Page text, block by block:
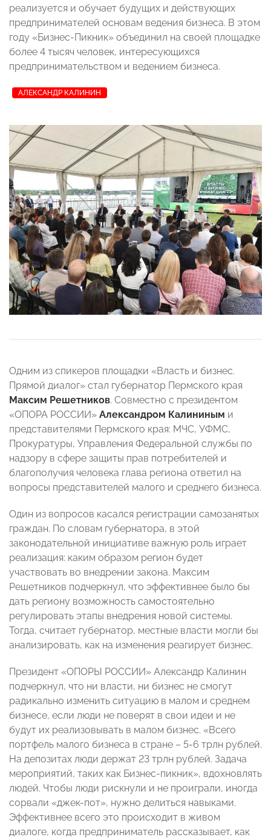
реализуется и обучает будущих и действующих
предпринимателей основам ведения бизнеса. В этом
году «Бизнес-Пикник» объединил на своей площадке
более 4 тысяч человек, интересующихся
предпринимательством и ведением бизнеса.
АЛЕКСАНДР КАЛИНИН
Одним из спикеров площадки «Власть и бизнес.
Прямой диалог» стал губернатор Пермского края
Максим Решетников. Совместно с президентом
«ОПОРА РОССИИ» Александром Калининым и
представителями Пермского края: МЧС, УФМС,
Прокуратуры, Управления Федеральной службы по
надзору в сфере защиты прав потребителей и
благополучия человека глава региона ответил на
вопросы представителей малого и среднего бизнеса.
Один из вопросов касался регистрации самозанятых
граждан. По словам губернатора, в этой
законодательной инициативе важную роль играет
реализация: каким образом регион будет
участвовать во внедрении закона. Максим
Решетников подчеркнул, что эффективнее было бы
дать региону возможность самостоятельно
регулировать этапы внедрения новой системы.
Тогда, считает губернатор, местные власти могли бы
анализировать, как на изменения реагирует бизнес.
Президент «ОПОРЫ РОССИИ» Александр Калинин
подчеркнул, что ни власти, ни бизнес не смогут
радикально изменить ситуацию в малом и среднем
бизнесе, если люди не поверят в свои идеи и не
будут их реализовывать в малом бизнес. «Всего
портфель малого бизнеса в стране – 5-6 трлн рублей.
На депозитах люди держат 23 трлн рублей. Задача
мероприятий, таких как Бизнес-пикник», вдохновлять
людей. Чтобы люди рискнули и не проиграли, иногда
сорвали «джек-пот», нужно делиться навыками.
Эффективнее всего это происходит в живом
диалоге, когда предприниматель рассказывает, как